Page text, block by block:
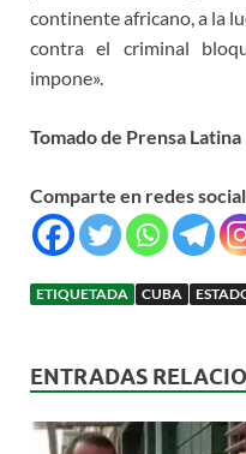
continente africano, a la
contra el criminal
impone».
Tomado de Prensa Latina
Comparte en redes
ETIQUETADA CUBA
ENTRADAS